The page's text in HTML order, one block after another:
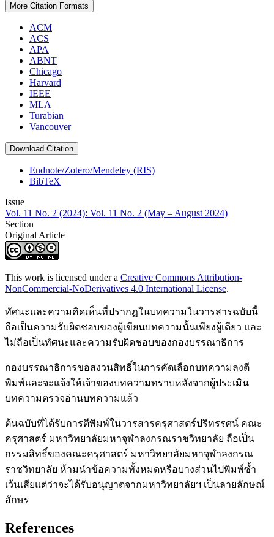
More Citation Formats
ACM
ACS
APA
ABNT
Chicago
Harvard
IEEE
MLA
Turabian
Vancouver
Download Citation
Endnote/Zotero/Mendeley (RIS)
BibTeX
Issue
Vol. 11 No. 2 (2024): Vol. 11 No. 2 (May – August 2024)
Section
Original Article
This work is licensed under a Creative Commons Attribution-
NonCommercial-NoDerivatives 4.0 International License.
ทัศนะและความคิดเห็นที่ปรากฏในบทความในวารสารฉบับนี้
ถือเป็นความรับผิดชอบของผู้เขียนบทความนั้นเพียงผู้เดียว และ
ไม่ถือเป็นทัศนะและความรับผิดชอบของกองบรรณาธิการ
กองบรรณาธิการขอสงวนสิทธิ์ในการคัดเลือกบทความลงตี
พิมพ์และจะแจ้งให้เจ้าของบทความทราบหลังจากผู้ประเมิน
บทความตรวจอ่านบทความแล้ว
ต้นฉบับที่ได้รับการตีพิมพ์ในวารสารครุศาสตร์ปริทรรศน์ คณะ
ครุศาสตร์ มหาวิทยาลัยมหาจุฬาลงกรณราชวิทยาลัย ถือเป็น
กรรมสิทธิ์ของคณะครุศาสตร์ มหาวิทยาลัยมหาจุฬาลงกรณ
ราชวิทยาลัย ห้ามนำข้อความทั้งหมดหรือบางส่วนไปพิมพ์ซ้ำ
เว้นเสียแต่ว่าจะได้รับอนุญาตจากมหาวิทยาลัยฯ เป็นลายลักษณ์
อักษร
References